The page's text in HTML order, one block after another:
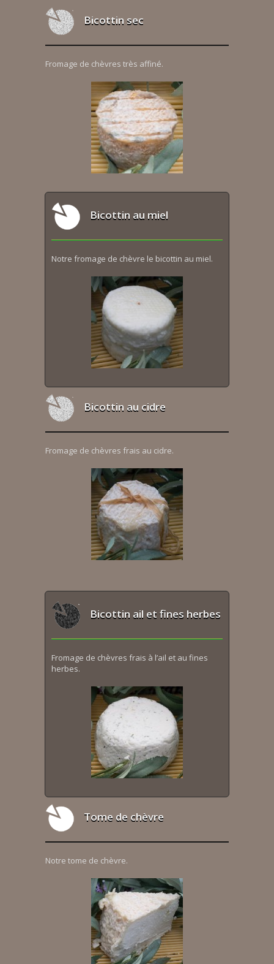
Bicottin sec
Fromage de chèvres très affiné.
Bicottin au miel
Notre fromage de chèvre le bicottin au miel.
Bicottin au cidre
Fromage de chèvres frais au cidre.
Bicottin ail et fines herbes
Fromage de chèvres frais à l’ail et au fines
herbes.
Tome de chèvre
Notre tome de chèvre.